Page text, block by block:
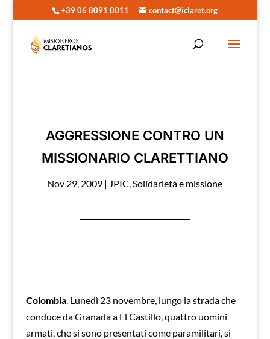
+39 06 8091 0011 contact@iclaret.org
AGGRESSIONE CONTRO UN
MISSIONARIO CLARETTIANO
Nov 29, 2009 | JPIC,Solidarietà e missione
Colombia. Lunedì 23 novembre, lungo la strada che
conduce da Granada a El Castillo, quattro uomini
armati, che si sono presentati come paramilitari, si